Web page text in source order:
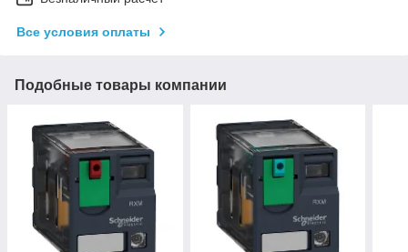
Все условия оплаты
Подобные товары компании